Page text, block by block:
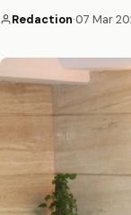
Redaction·07 Mar